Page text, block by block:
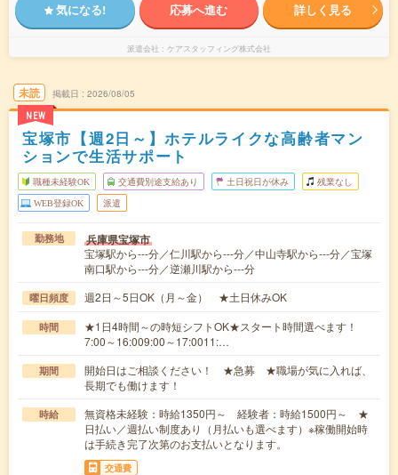
気になる! 応募へ進む 詳しく見る
派遣会社 ケアスタッフィング株式会社
未読
NEW
掲載日 2026/08/05
宝塚市【週2日～】ホテルライクな高齢者マン
ションで生活サポート
職種未経験OK 交通費別途支給あり 土日祝日が休み 残業なし
WEB登録OK 派遣
勤務地 兵庫県宝塚市
宝塚駅から---分／仁川駅から---分／中山寺駅から---分／宝塚
南口駅から---分／逆瀬川駅から---分
曜日頻度 週2日～5日OK（月～金） ★土日休みOK
時間
★1日4時間～の時短シフトOK★スタート時間選べます！
7:00～16:009:00～17:0011:…
期間
開始日はご相談ください！ ★急募 ★職場が気に入れば、
長期でも働けます！
時給
無資格未経験：時給1350円～ 経験者：時給1500円～ ★
日払い／週払い制度あり（月払いも選べます）※稼働開始時
は手続き完了次第のお支払いとなります。
交通費